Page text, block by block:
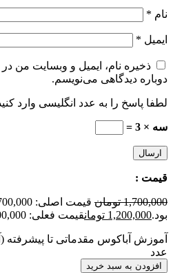
نام *
ایمیل *
ذخیره نام، ایمیل و وبسایت من
دوباره دیدگاهی می‌نویسم.
لطفا پاسخ را به عدد انگلیسی وارد
سه × 3 =
قیمت :
1,700,000 تومان
بود.1,200,000 تومانقیمت فعلی: 1,200,000 تومان.
آموزش آباکوس مقدماتی تا پیشرفته
عدد
افزودن به سبد خرید